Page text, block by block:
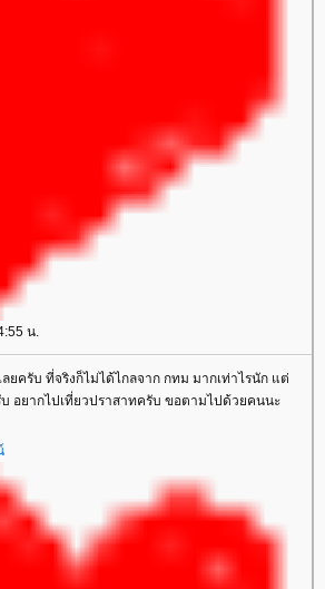
น.
ยครับ ที่จริงก็ไม่ได้ไกลจาก กทม มากเท่าไรนัก แต่
อยากไปเที่ยวปราสาทครับ ขอตามไปด้วยคนนะ